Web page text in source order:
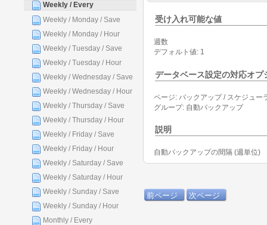
Weekly / Every
Weekly / Monday / Save
Weekly / Monday / Hour
Weekly / Tuesday / Save
Weekly / Tuesday / Hour
Weekly / Wednesday / Save
Weekly / Wednesday / Hour
Weekly / Thursday / Save
Weekly / Thursday / Hour
Weekly / Friday / Save
Weekly / Friday / Hour
Weekly / Saturday / Save
Weekly / Saturday / Hour
Weekly / Sunday / Save
Weekly / Sunday / Hour
Monthly / Every
受け入れ可能な値
週数
デフォルト値: 1
データベース設定の対応オプ
ページ: バックアップ / スケジュー
グループ: 自動バックアップ
説明
自動バックアップの間隔 (週単位)
前ページ 次ページ